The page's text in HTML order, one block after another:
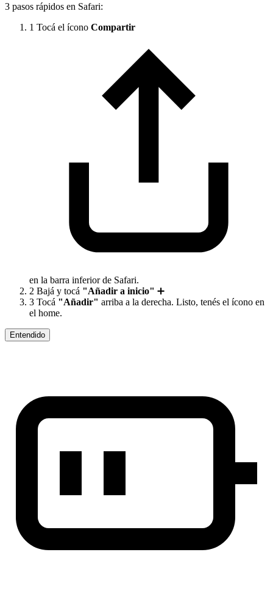
3 pasos rápidos en Safari:
1 Tocá el ícono Compartir
en la barra inferior de Safari.
2 Bajá y tocá "Añadir a inicio" ➕
3 Tocá "Añadir" arriba a la derecha. Listo, tenés el ícono en
el home.
Entendido